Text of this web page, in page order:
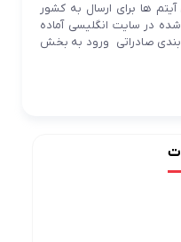
ها برای ارسال به کشور
در سایت انگلیسی آماده
بندی صادراتی ورود به بخش